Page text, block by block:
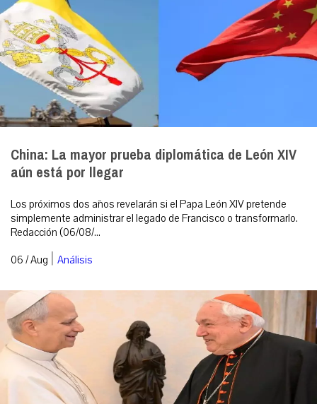
China: La mayor prueba diplomática de León XIV
aún está por llegar
Los próximos dos años revelarán si el Papa León XIV pretende
simplemente administrar el legado de Francisco o transformarlo.
Redacción (06/08/...
06 / Aug | Análisis